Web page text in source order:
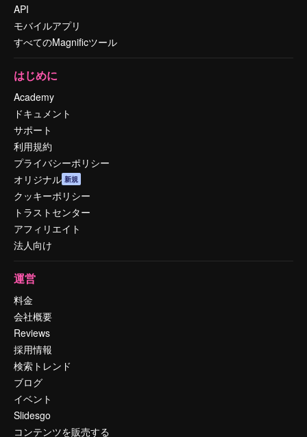
API
モバイルアプリ
すべてのMagnificツール
はじめに
Academy
ドキュメント
サポート
利用規約
プライバシーポリシー
オリジナル 新規
クッキーポリシー
トラストセンター
アフィリエイト
法人向け
運営
料金
会社概要
Reviews
採用情報
検索トレンド
ブログ
イベント
Slidesgo
コンテンツを販売する